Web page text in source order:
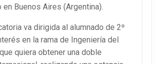
en Buenos Aires (Argentina).
va dirigida al alumnado de 2º
en la rama de Ingeniería del
quiera obtener una doble